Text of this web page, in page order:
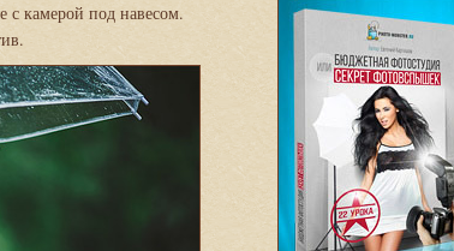
с камерой под навесом.